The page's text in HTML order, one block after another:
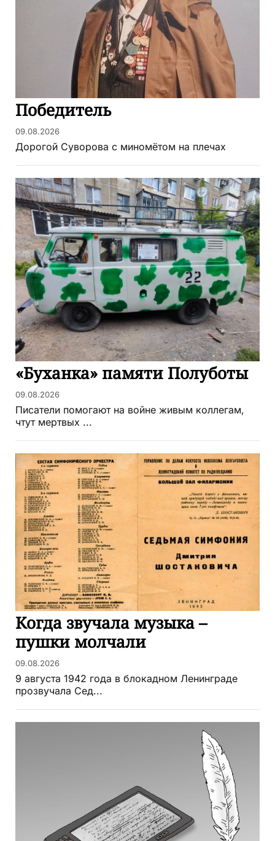
Победитель
09.08.2026
Дорогой Суворова с миномётом на плечах
«Буханка» памяти Полуботы
09.08.2026
Писатели помогают на войне живым коллегам,
чтут мертвых ...
Когда звучала музыка –
пушки молчали
09.08.2026
9 августа 1942 года в блокадном Ленинграде
прозвучала Сед...